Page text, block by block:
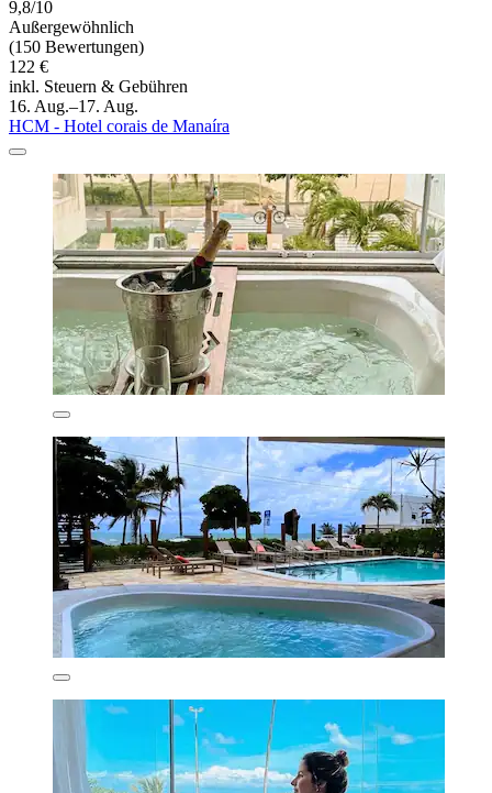
9,8/10
Außergewöhnlich
(150 Bewertungen)
122 €
inkl. Steuern & Gebühren
16. Aug.–17. Aug.
HCM - Hotel corais de Manaíra